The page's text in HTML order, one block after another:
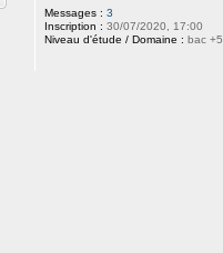
Messages : 3
Inscription : 30/07/2020, 17:00
Niveau d'étude / Domaine : bac +5